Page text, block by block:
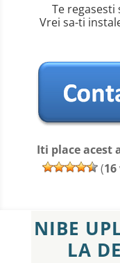
Te regasesti
Vrei sa-ti
Iti place acest
(16
NIBE
LA